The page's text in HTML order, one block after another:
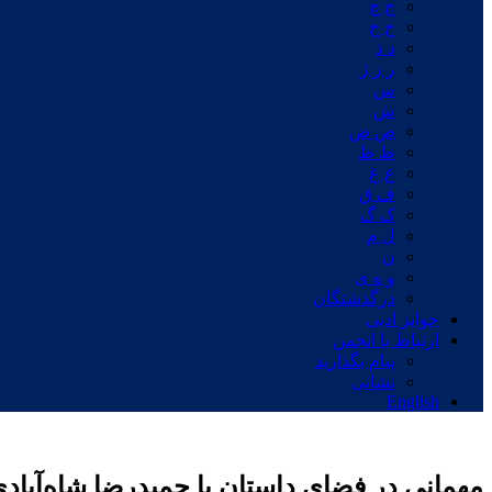
ج چ
ح خ
د ذ
ر ز ژ
س
ش
ص ض
ط ظ
ع غ
ف ق
ک گ
ل م
ن
و ه ی
درگذشتگان
جوایز ادبی
ارتباط با انجمن
پیام بگذارید
نشانی
English